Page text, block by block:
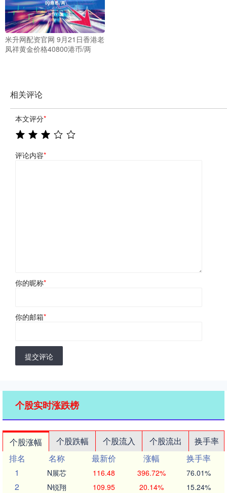
米升网配资官网 9月21日香港老
凤祥黄金价格40800港币/两
相关评论
本文评分*
评论内容*
你的昵称*
你的邮箱*
提交评论
个股实时涨跌榜
个股涨幅 个股跌幅 个股流入 个股流出
换手率
排名
名称 最新价 涨幅
换手率
1
N展芯 116.48 396.72% 76.01%
2 N锐翔 109.95 20.14% 15.24%